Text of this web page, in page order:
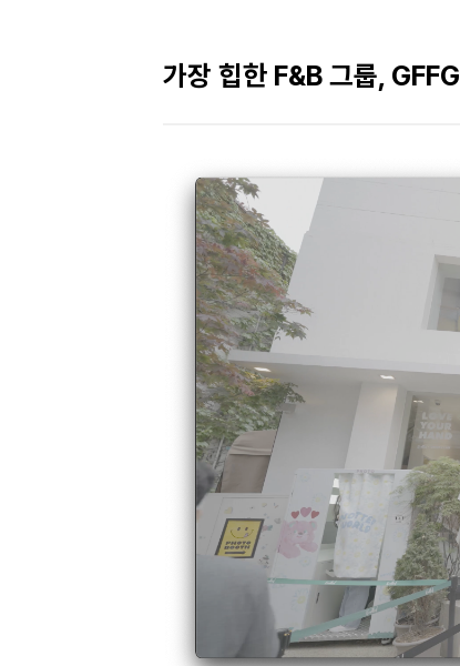
가장 힙한 F&B 그룹, GFFG